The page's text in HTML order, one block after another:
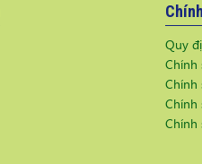
Quy
Chính
Chính
Chính
Chính